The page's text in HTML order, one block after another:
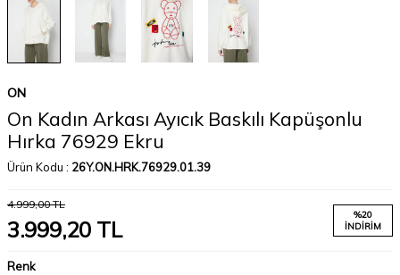
ON
On Kadın Arkası Ayıcık Baskılı Kapüşonlu
Hırka 76929 Ekru
Ürün Kodu : 26Y.ON.HRK.76929.01.39
4.999,00TL
3.999,20 TL
%20
İNDIRIM
Renk